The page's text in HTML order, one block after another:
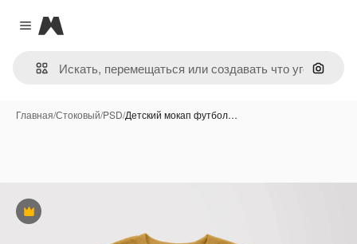
Close menu
Magnific
Поиск
Главная/Стоковый/PSD/Детский мокап футбол…
Премиум